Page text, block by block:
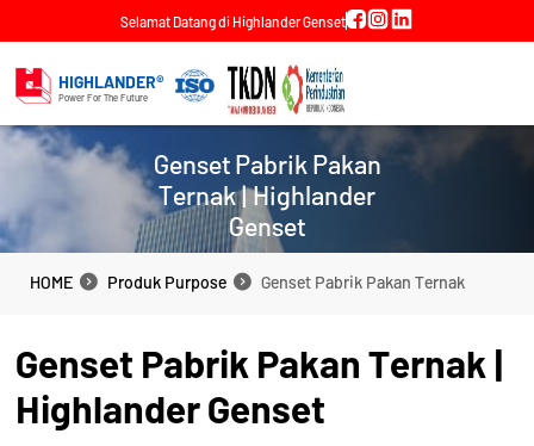
Selamat Datang di Highlander Genset
HIGHLANDER®
Power For The Future
Genset Pabrik Pakan
Ternak | Highlander
Genset
HOME Produk Purpose Genset Pabrik Pakan Ternak
HOME Produk Purpose Genset Pabrik Pakan Ternak
Genset Pabrik Pakan Ternak |
Highlander Genset